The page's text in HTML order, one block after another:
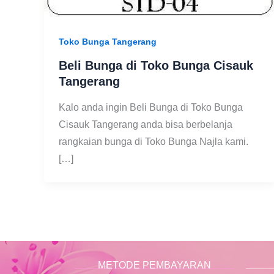
Toko Bunga Tangerang
Beli Bunga di Toko Bunga Cisauk
Tangerang
Kalo anda ingin Beli Bunga di Toko Bunga
Cisauk Tangerang anda bisa berbelanja
rangkaian bunga di Toko Bunga Najla kami.
[…]
METODE PEMBAYARAN